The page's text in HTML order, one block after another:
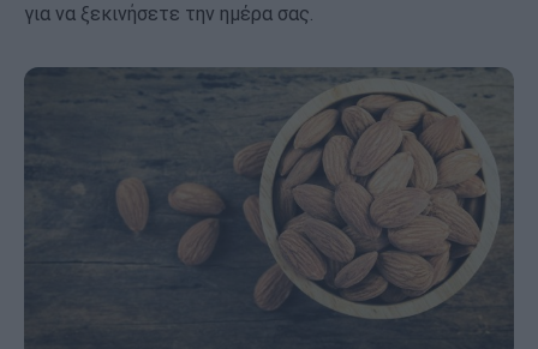
για να ξεκινήσετε την ημέρα σας.